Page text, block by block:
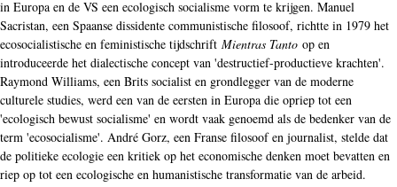
in Europa en de VS een ecologisch socialisme vorm te krijgen. Manuel
Sacristan, een Spaanse dissidente communistische filosoof, richtte in 1979 het
ecosocialistische en feministische tijdschrift Mientras Tanto op en
introduceerde het dialectische concept van 'destructief-productieve krachten'.
Raymond Williams, een Brits socialist en grondlegger van de moderne
culturele studies, werd een van de eersten in Europa die opriep tot een
'ecologisch bewust socialisme' en wordt vaak genoemd als de bedenker van de
term 'ecosocialisme'. André Gorz, een Franse filosoof en journalist, stelde dat
de politieke ecologie een kritiek op het economische denken moet bevatten en
riep op tot een ecologische en humanistische transformatie van de arbeid.